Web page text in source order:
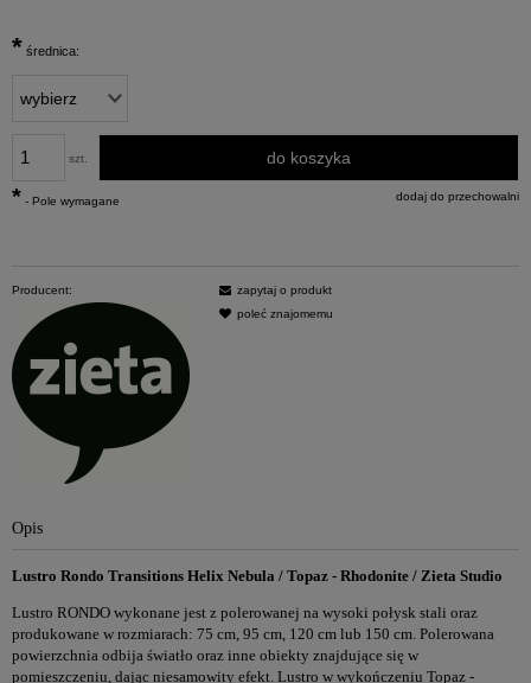
* średnica:
szt. do koszyka
dodaj do przechowalni
* - Pole wymagane
Producent:
zapytaj o produkt
poleć znajomemu
Opis
Lustro Rondo Transitions Helix Nebula / Topaz - Rhodonite / Zieta Studio
Lustro RONDO wykonane jest z polerowanej na wysoki połysk stali oraz
produkowane w rozmiarach: 75 cm, 95 cm, 120 cm lub 150 cm. Polerowana
powierzchnia odbija światło oraz inne obiekty znajdujące się w
pomieszczeniu, dając niesamowity efekt. Lustro w wykończeniu Topaz -